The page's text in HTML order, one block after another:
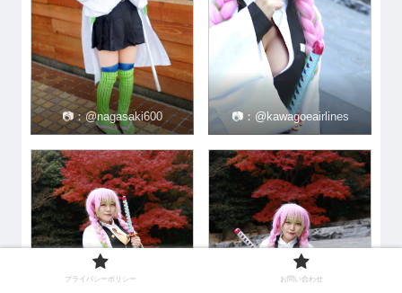
📷：@nagasaki600 📷：@kawagoeairlines
プライバシーポリシー お問い合わせ